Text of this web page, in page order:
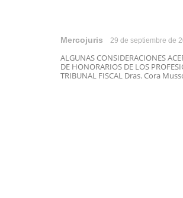
Mercojuris 29 de septiembre de
ALGUNAS CONSIDERACIONES
DE HONORARIOS DE LOS
TRIBUNAL FISCAL Dras. Cora